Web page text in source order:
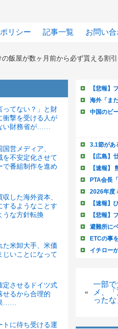
リシー 記事一覧 お問い
の飯屋が数ヶ月前から必ず貰える割
ってない？」と財
衝撃を受ける人が
い財務省が……
営メディア、
を不安定化させて
で番組制作を進め
した海外資本、
するようなことす
うな方針転換
た米卸大手、米価
じいことになって
定させるドイツ式
せるから合理的
……
トに待ち受ける運
«
一部
メ、
った